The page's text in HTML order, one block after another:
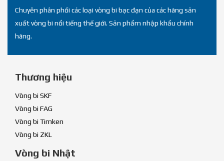
Chuyên phân phối các loại vòng bi bạc đạn của các hãng sản
xuất vòng bi nổi tiếng thế giới. Sản phẩm nhập khẩu chính
hãng.
Thương hiệu
Vòng bi SKF
Vòng bi FAG
Vòng bi Timken
Vòng bi ZKL
Vòng bi Nhật